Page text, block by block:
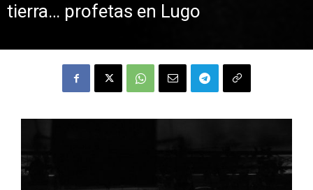
tierra… profetas en Lugo